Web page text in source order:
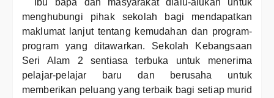
Ibu bapa dan masyarakat dialu-alukan untuk
menghubungi pihak sekolah bagi mendapatkan
maklumat lanjut tentang kemudahan dan program-
program yang ditawarkan. Sekolah Kebangsaan
Seri Alam 2 sentiasa terbuka untuk menerima
pelajar-pelajar baru dan berusaha untuk
memberikan peluang yang terbaik bagi setiap murid